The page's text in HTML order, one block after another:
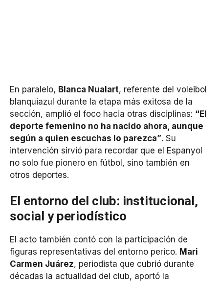
En paralelo, Blanca Nualart, referente del voleibol
blanquiazul durante la etapa más exitosa de la
sección, amplió el foco hacia otras disciplinas: “El
deporte femenino no ha nacido ahora, aunque
según a quien escuchas lo parezca”. Su
intervención sirvió para recordar que el Espanyol
no solo fue pionero en fútbol, sino también en
otros deportes.
El entorno del club: institucional,
social y periodístico
El acto también contó con la participación de
figuras representativas del entorno perico. Mari
Carmen Juárez, periodista que cubrió durante
décadas la actualidad del club, aportó la